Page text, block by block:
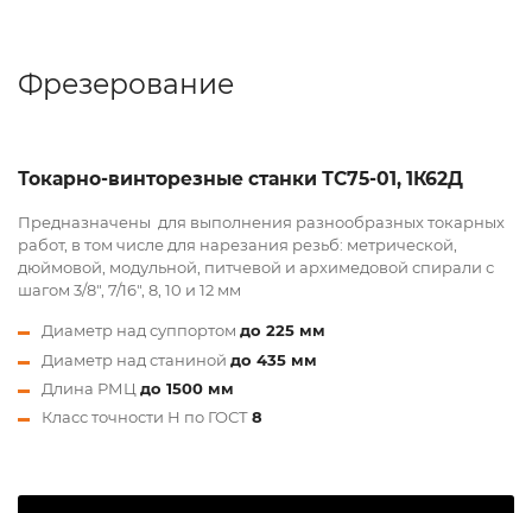
Фрезерование
Токарно-винторезные станки ТС75-01, 1К62Д
Предназначены для выполнения разнообразных токарных
работ, в том числе для нарезания резьб: метрической,
дюймовой, модульной, питчевой и архимедовой спирали с
шагом 3/8", 7/16", 8, 10 и 12 мм
Диаметр над суппортом до 225 мм
Диаметр над станиной до 435 мм
Длина РМЦ до 1500 мм
Класс точности Н по ГОСТ8